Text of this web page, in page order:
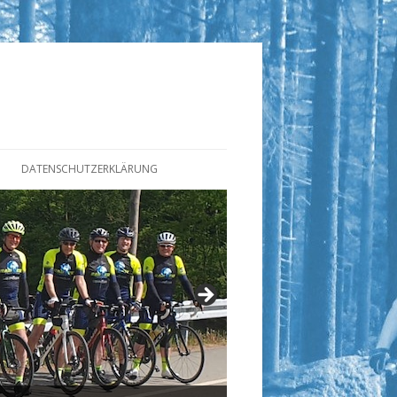
DATENSCHUTZERKLÄRUNG